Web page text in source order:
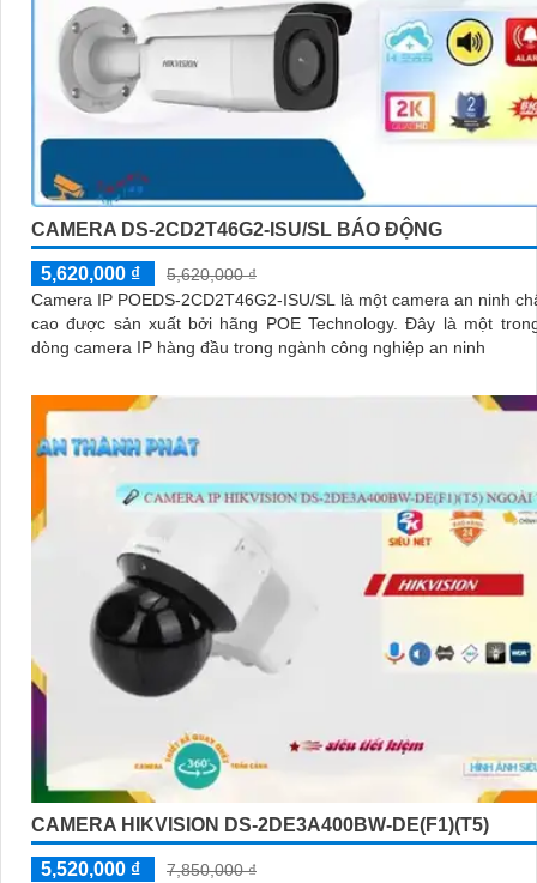
CAMERA DS-2CD2T46G2-ISU/SL BÁO ĐỘNG
5,620,000 ₫
5,620,000 ₫
Camera IP POEDS-2CD2T46G2-ISU/SL là một camera an ninh
cao được sản xuất bởi hãng POE Technology. Đây là một trong những
dòng camera IP hàng đầu trong ngành công nghiệp an ninh
CAMERA HIKVISION DS-2DE3A400BW-DE(F1)(T5)
5,520,000 ₫
7,850,000 ₫